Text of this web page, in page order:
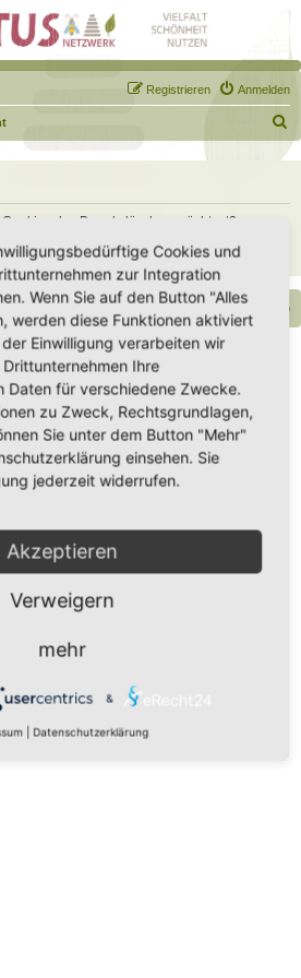
Anmelden
Registrieren
u
des Boards löschen möchtest?
UTC+02:00
Netzwerk.de unterstützt durch phpBB
Social Media Nutzungsbedingungen
Cookies und
zur Integration
Wenn Sie auf den Button "Alles
werden diese Funktionen aktiviert
Einwilligung verarbeiten wir
Ihre
Daten für verschiedene Zwecke.
zu Zweck, Rechtsgrundlagen,
Sie unter dem Button "Mehr"
einsehen. Sie
jederzeit widerrufen.
Akzeptieren
Verweigern
mehr
&
Datenschutzerklärung